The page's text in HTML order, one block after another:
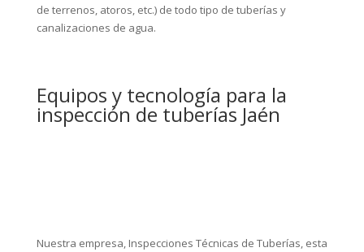
de terrenos, atoros, etc.) de todo tipo de tuberías y
canalizaciones de agua.
Equipos y tecnología para la
inspección de tuberías Jaén
Nuestra empresa, Inspecciones Técnicas de Tuberías, esta